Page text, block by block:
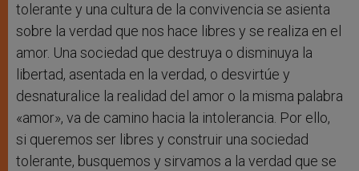
tolerante y una cultura de la convivencia se asienta
sobre la verdad que nos hace libres y se realiza en el
amor. Una sociedad que destruya o disminuya la
libertad, asentada en la verdad, o desvirtúe y
desnaturalice la realidad del amor o la misma palabra
«amor», va de camino hacia la intolerancia. Por ello,
si queremos ser libres y construir una sociedad
tolerante, busquemos y sirvamos a la verdad que se